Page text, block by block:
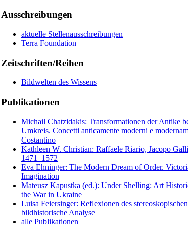
Ausschreibungen
aktuelle Stellenausschreibungen
Terra Foundation
Zeitschriften/Reihen
Bildwelten des Wissens
Publikationen
Michail Chatzidakis: Transformationen der Antike
Umkreis. Concetti anticamente moderni e
Costantino
Kathleen W. Christian: Raffaele Riario, Jacopo
1471–1572
Eva Ehninger: The Modern Dream of Order.
Imagination
Mateusz Kapustka (ed.): Under Shelling: Art
the War in Ukraine
Luisa Feiersinger: Reflexionen des
bildhistorische Analyse
alle Publikationen